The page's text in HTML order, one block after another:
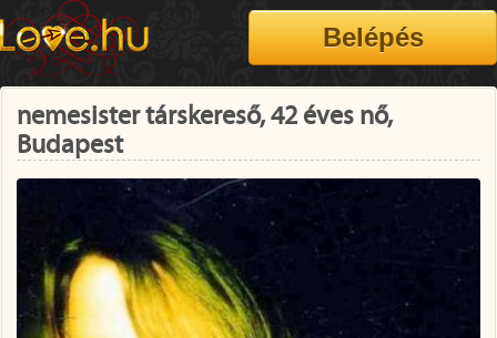
nemesister társkereső, 42 éves nő,
Budapest